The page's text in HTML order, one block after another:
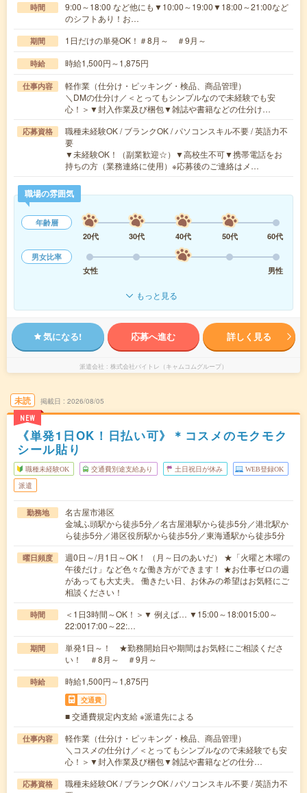
時間
9:00～18:00 など他にも▼10:00～19:00▼18:00～21:00など
のシフトあり！お…
期間 1日だけの単発OK！＃8月～ ＃9月～
時給 時給1,500円～1,875円
仕事内容
軽作業（仕分け・ピッキング・検品、商品管理）
＼DMの仕分け／＜とってもシンプルなので未経験でも安
心！＞▼封入作業及び梱包▼雑誌や書籍などの仕分け…
応募資格
職種未経験OK / ブランクOK / パソコンスキル不要 / 英語力不
要
▼未経験OK！（副業歓迎☆）▼高校生不可▼携帯電話をお
持ちの方（業務連絡に使用）※応募後のご連絡はメ…
職場の雰囲気
年齢層
20代
30代 40代 50代
60代
男女比率
女性
男性
もっと見る
気になる! 応募へ進む 詳しく見る
派遣会社 株式会社バイトレ（キャムコムグループ）
未読
NEW
掲載日 2026/08/05
《単発1日OK！日払い可》＊コスメのモクモク
シール貼り
職種未経験OK 交通費別途支給あり 土日祝日が休み WEB登録OK
派遣
勤務地
名古屋市港区
金城ふ頭駅から徒歩5分／名古屋港駅から徒歩5分／港北駅か
ら徒歩5分／港区役所駅から徒歩5分／東海通駅から徒歩5分
曜日頻度
週0日～/月1日～OK！ （月～日のあいだ） ★「火曜と木曜の
午後だけ」など色々な働き方ができます！ ★お仕事ゼロの週
があっても大丈夫。 働きたい日、お休みの希望はお気軽にご
相談ください！
時間
＜1日3時間～OK！＞▼ 例えば… ▼15:00～18:0015:00～
22:0017:00～22:…
期間
単発1日～！ ★勤務開始日や期間はお気軽にご相談くださ
い！ ＃8月～ ＃9月～
時給 時給1,500円～1,875円
交通費
■ 交通費規定内支給 ※派遣先による
仕事内容
軽作業（仕分け・ピッキング・検品、商品管理）
＼コスメの仕分け／＜とってもシンプルなので未経験でも安
心！＞▼封入作業及び梱包▼雑誌や書籍などの仕分…
応募資格
職種未経験OK / ブランクOK / パソコンスキル不要 / 英語力不